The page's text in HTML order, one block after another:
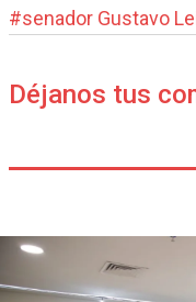
#senador Gustavo
Déjanos tus